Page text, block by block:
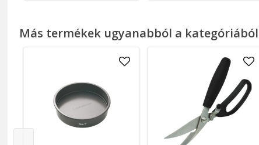
Más termékek ugyanabból a kategóriából